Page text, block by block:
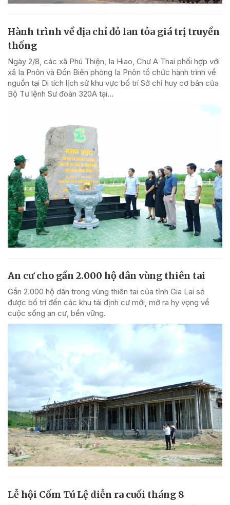
Hành trình về địa chỉ đỏ lan tỏa giá trị truyền
thống
Ngày 2/8, các xã Phú Thiện, Ia Hiao, Chư A Thai phối hợp với
xã Ia Pnôn và Đồn Biên phòng Ia Pnôn tổ chức hành trình về
nguồn tại Di tích lịch sử khu vực bố trí Sở chỉ huy cơ bản của
Bộ Tư lệnh Sư đoàn 320A tại...
An cư cho gần 2.000 hộ dân vùng thiên tai
Gần 2.000 hộ dân trong vùng thiên tai của tỉnh Gia Lai sẽ
được bố trí đến các khu tái định cư mới, mở ra hy vọng về
cuộc sống an cư, bền vững.
Lễ hội Cốm Tú Lệ diễn ra cuối tháng 8